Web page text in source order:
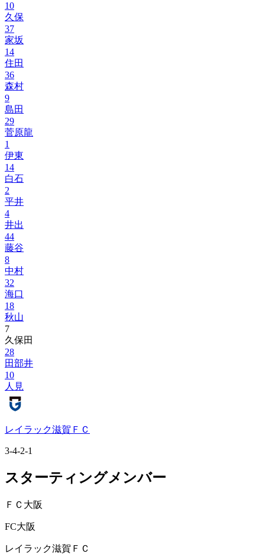
10
久保
37
家坂
14
住田
36
森村
9
島田
29
菅原龍
1
伊東
14
白石
2
平井
4
井出
44
藤谷
8
中村
32
海口
18
秋山
7
久保田
28
田部井
10
人見
レイラック滋賀ＦＣ
3-4-2-1
スターティングメンバー
ＦＣ大阪
FC大阪
レイラック滋賀ＦＣ